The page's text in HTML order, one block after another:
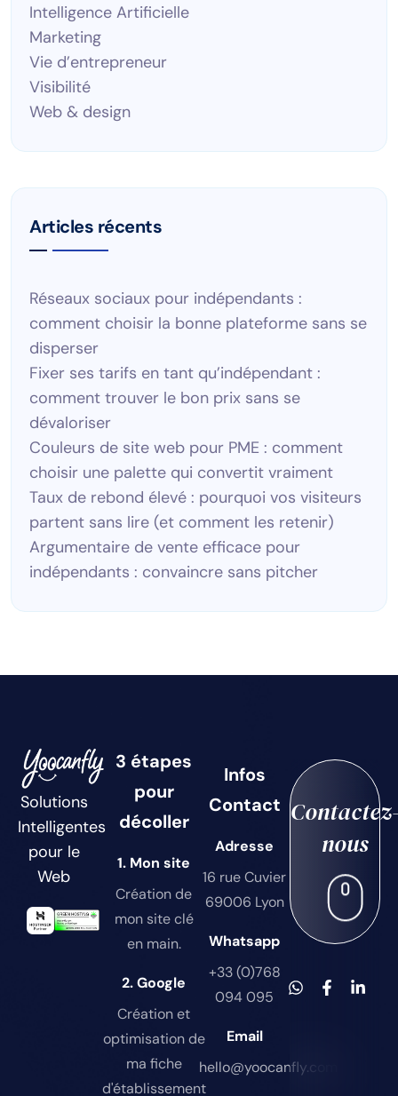
Intelligence Artificielle
Marketing
Vie d’entrepreneur
Visibilité
Web & design
Articles récents
Réseaux sociaux pour indépendants :
comment choisir la bonne plateforme sans se
disperser
Fixer ses tarifs en tant qu’indépendant :
comment trouver le bon prix sans se
dévaloriser
Couleurs de site web pour PME : comment
choisir une palette qui convertit vraiment
Taux de rebond élevé : pourquoi vos visiteurs
partent sans lire (et comment les retenir)
Argumentaire de vente efficace pour
indépendants : convaincre sans pitcher
Solutions
Intelligentes
pour le
Web
3 étapes
pour
décoller
1. Mon site
Création de
mon site clé
en main.
2. Google
Création et
optimisation de
ma fiche
d'établissement
Infos
Contact
Adresse
16 rue Cuvier
69006 Lyon
Whatsapp
+33 (0)768
094 095
Email
hello@yoocanfly.com
nous